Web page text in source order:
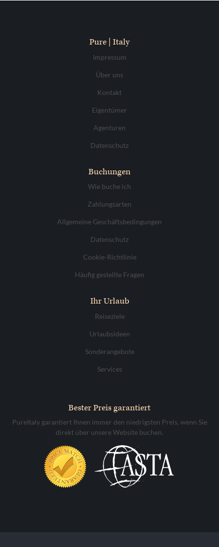
Pure | Italy
Impressum
Über uns
Kontakt
Eigentümer
Agenturen
Datenschutz
Buchungen
Wie buche ich
Zahlungsarten
Allgemeine Geschäftsbedingungen
Datenschutz
Cookie-Richtlinie
Häufig gestellte Fragen
Ihr Urlaub
Reiseziele
Urlaubsideen
Sonderangebote
Services
Bester Preis garantiert
PureItaly garantiert Ihnen immer den niedrigsten Preis, wenn Sie
direkt über unsere Website buchen.